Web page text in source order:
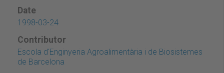
Date
1998-03-24
Contributor
Escola d'Enginyeria Agroalimentària i de Biosistemes
de Barcelona